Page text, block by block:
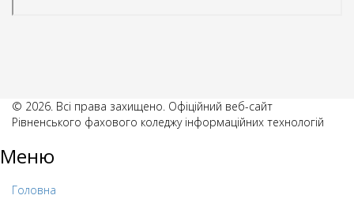
© 2026. Всі права захищено. Офіційний веб-сайт
Рівненського фахового коледжу інформаційних технологій
Меню
Головна